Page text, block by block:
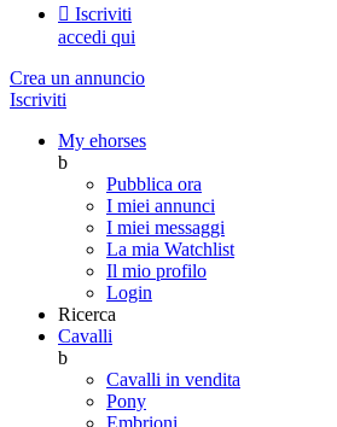
 Iscriviti
accedi qui
Crea un annuncio
Iscriviti
My ehorses
b
Pubblica ora
I miei annunci
I miei messaggi
La mia Watchlist
Il mio profilo
Login
Ricerca
Cavalli
b
Cavalli in vendita
Pony
Embrioni